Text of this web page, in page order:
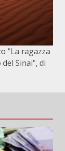
"La ragazza
Sinai", di